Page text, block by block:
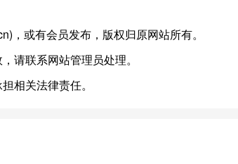
，或有会员发布，版权归原网站所有。
请联系网站管理员处理。
相关法律责任。